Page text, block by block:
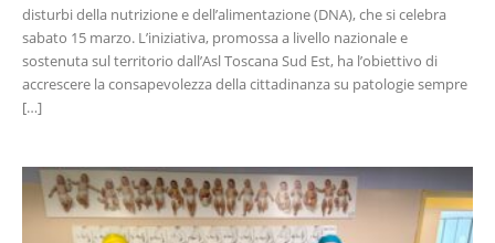
disturbi della nutrizione e dell’alimentazione (DNA), che si celebra
sabato 15 marzo. L’iniziativa, promossa a livello nazionale e
sostenuta sul territorio dall’Asl Toscana Sud Est, ha l’obiettivo di
accrescere la consapevolezza della cittadinanza su patologie sempre
[…]